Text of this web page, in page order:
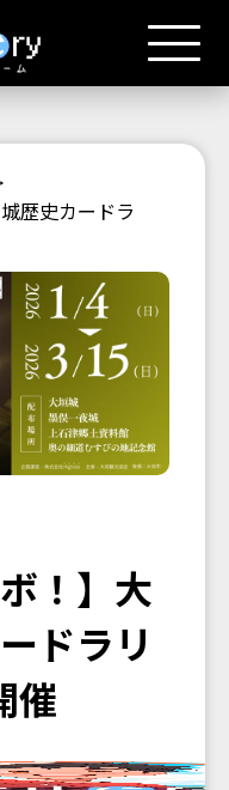
歴史カードラ
！】大
ドラリ
催